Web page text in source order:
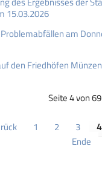
15.03.2026
am
den Friedhöfen
Seite 4 von 69
1 2 3 4
Ende